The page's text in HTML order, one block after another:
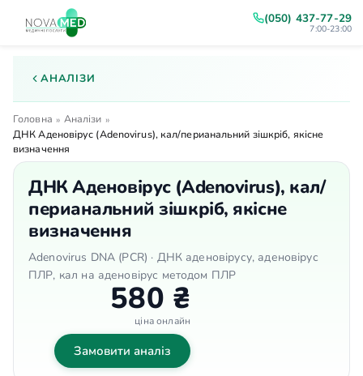
(050) 437-77-29
7:00-23:00
АНАЛІЗИ
Головна » Аналізи »
ДНК Аденовірус (Adenovirus), кал/перианальний зішкріб, якісне
визначення
ДНК Аденовірус (Adenovirus), кал/
перианальний зішкріб, якісне
визначення
Adenovirus DNA (PCR) · ДНК аденовірусу, аденовірус
ПЛР, кал на аденовірус методом ПЛР
580 ₴
ціна онлайн
Замовити аналіз